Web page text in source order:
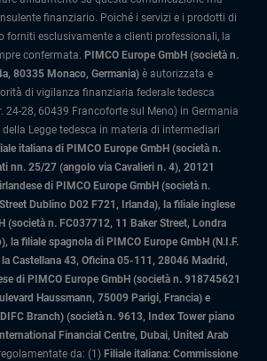
finanziario. Poiché i servizi e i prodotti di
forniti esclusivamente a clienti professionali, la
confermata. PIMCO Europe GmbH (società n.
80335 Monaco, Germania) è autorizzata e
di vigilanza finanziaria federale tedesca
24-28, 60439 Francoforte sul Meno) in Germania
Legge tedesca in materia di intermediari
italiana di PIMCO Europe GmbH (società n.
nn. 25/27 (angolo via Cavalieri n. 4), 20121
di PIMCO Europe GmbH (società n.
Dublino D02 F721, Irlanda), la filiale inglese
(società n. FC037712, 11 Baker Street, Londra
la filiale spagnola di PIMCO Europe GmbH (N.I.F.
Castellana 43, Oficina 05-111, 28046 Madrid,
di PIMCO Europe GmbH (società n. 918745621
Haussmann, 75009 Parigi, Francia) e
Branch) (società n. 9613, Index Tower piano
Financial Centre, Dubai, United Arab
da: (1) Filiale italiana: Commissione